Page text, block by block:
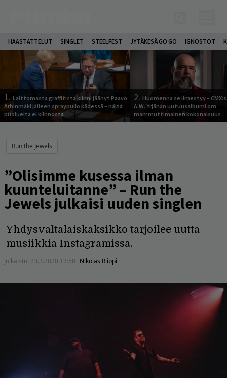
HAASTATTELUT SINGLET STEELFEST JYTÄKESÄ GO GO IGNOSTOT
1. Laittomasta graffitista kiinni jäänyt Paavo
Arhinmäki jälleen spraypullo kädessä – näitä
puolueita ei kiinnosta
2. Huomenna se ilmestyy –
A.W. Yrjänän uutuusalbumi om
mammuttimainen kokonaisuus
Run the Jewels
”Olisimme kusessa ilman
kuunteluitanne” – Run the
Jewels julkaisi uuden singlen
Yhdysvaltalaiskaksikko tarjoilee uutta
musiikkia Instagramissa.
Julkaistu: 23.3.2020 12:58 Nikolas Riippi